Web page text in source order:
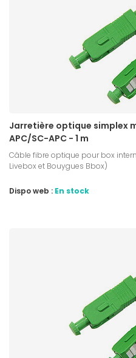
Jarretière optique simplex
APC/SC-APC - 1 m
Câble fibre optique pour box
Livebox et Bouygues Bbox)
Dispo web : En stock